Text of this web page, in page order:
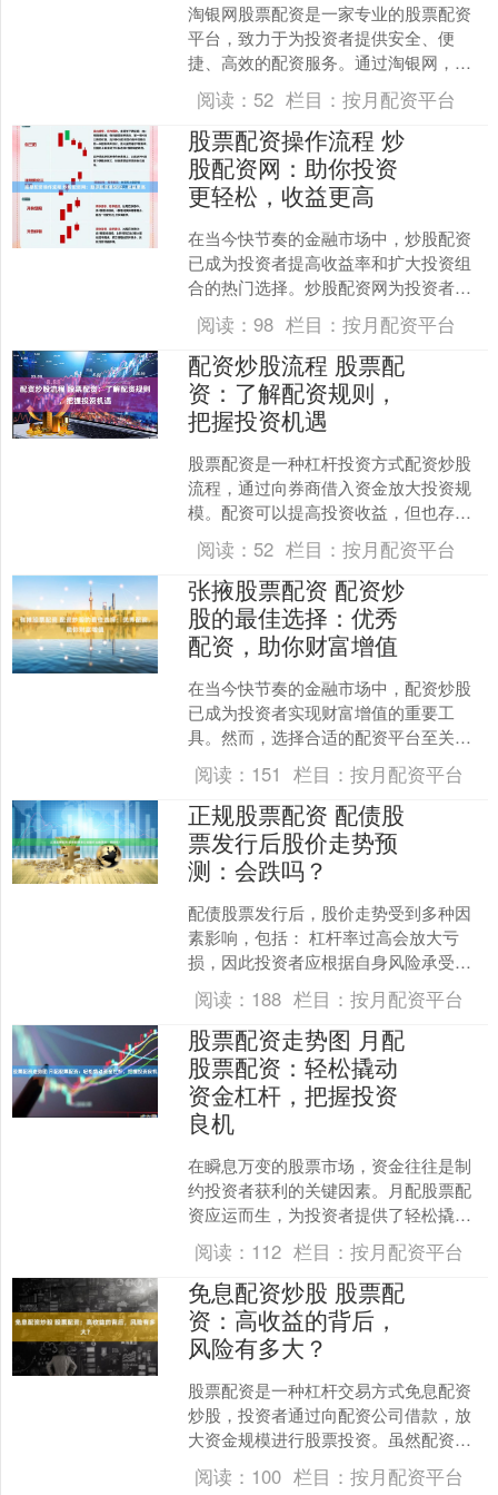
淘银网股票配资是一家专业的股票配资
平台，致力于为投资者提供安全、便
捷、高效的配资服务。通过淘银网，您
可以获得高达10倍的杠杆炒股配资炒股
配资，放大您的投资收益。....
阅读： 52 栏目：按月配资平台
股票配资操作流程 炒
股配资网：助你投资
更轻松，收益更高
在当今快节奏的金融市场中，炒股配资
已成为投资者提高收益率和扩大投资组
合的热门选择。炒股配资网为投资者提
供了一个便捷的平台，让他们可以轻松
获得资金杠杆，从而放大投....
阅读：98 栏目：按月配资平台
配资炒股流程 股票配
资：了解配资规则，
把握投资机遇
股票配资是一种杠杆投资方式配资炒股
流程，通过向券商借入资金放大投资规
模。配资可以提高投资收益，但也存在
一定风险。 专业网上配资平台采用先进
的风控系统，保障投资者....
阅读： 52 栏目：按月配资平台
张掖股票配资 配资炒
股的最佳选择：优秀
配资，助你财富增值
在当今快节奏的金融市场中，配资炒股
已成为投资者实现财富增值的重要工
具。然而，选择合适的配资平台至关重
要张掖股票配资，以确保资金安全和收
益最大化。 * **放大收....
阅读： 151 栏目： 按月配资平台
正规股票配资 配债股
票发行后股价走势预
测：会跌吗？
配债股票发行后，股价走势受到多种因
素影响，包括： 杠杆率过高会放大亏
损，因此投资者应根据自身风险承受能
力选择合适的杠杆率。一般建议新手从
低杠杆率开始，逐步提高。....
阅读： 188 栏目： 按月配资平台
股票配资走势图 月配
股票配资：轻松撬动
资金杠杆，把握投资
良机
在瞬息万变的股票市场，资金往往是制
约投资者获利的关键因素。月配股票配
资应运而生，为投资者提供了轻松撬动
资金杠杆的绝佳途径。 1. 寻找具备专业
知识和经验的合作伙....
阅读： 112 栏目： 按月配资平台
免息配资炒股 股票配
资：高收益的背后，
风险有多大？
股票配资是一种杠杆交易方式免息配资
炒股，投资者通过向配资公司借款，放
大资金规模进行股票投资。虽然配资可
以带来高收益，但其风险也不容忽视。
2. 低交易成本：相对....
阅读： 100 栏目： 按月配资平台